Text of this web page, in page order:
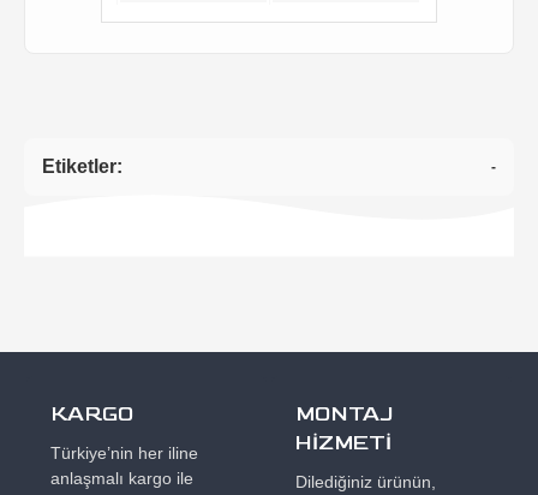
Etiketler: -
KARGO
Türkiye’nin her iline
anlaşmalı kargo ile
MONTAJ
HİZMETİ
Dilediğiniz ürünün,